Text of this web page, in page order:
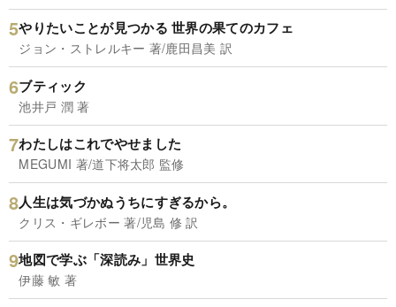
やりたいことが見つかる 世界の果てのカフェ
ジョン・ストレルキー 著/鹿田昌美 訳
ブティック
池井戸 潤 著
わたしはこれでやせました
MEGUMI 著/道下将太郎 監修
人生は気づかぬうちにすぎるから。
クリス・ギレボー 著/児島 修 訳
地図で学ぶ「深読み」世界史
伊藤 敏 著